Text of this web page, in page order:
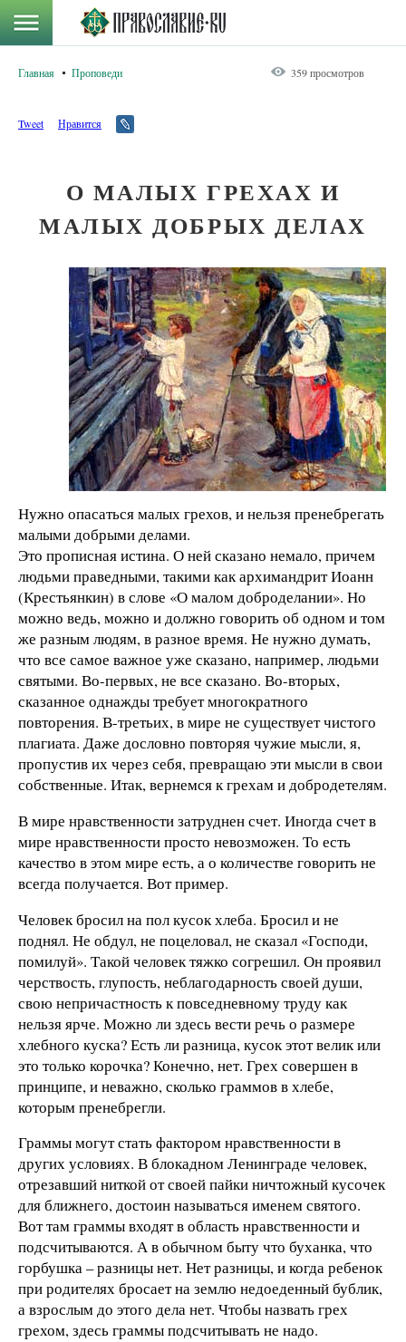
Главная Проповеди 359 просмотров
Tweet Нравится
О МАЛЫХ ГРЕХАХ И
МАЛЫХ ДОБРЫХ ДЕЛАХ
Нужно опасаться малых грехов, и нельзя пренебрегать
малыми добрыми делами.
Это прописная истина. О ней сказано немало, причем
людьми праведными, такими как архимандрит Иоанн
(Крестьянкин) в слове «О малом доброделании». Но
можно ведь, можно и должно говорить об одном и том
же разным людям, в разное время. Не нужно думать,
что все самое важное уже сказано, например, людьми
святыми. Во-первых, не все сказано. Во-вторых,
сказанное однажды требует многократного
повторения. В-третьих, в мире не существует чистого
плагиата. Даже дословно повторяя чужие мысли, я,
пропустив их через себя, превращаю эти мысли в свои
собственные. Итак, вернемся к грехам и добродетелям.
В мире нравственности затруднен счет. Иногда счет в
мире нравственности просто невозможен. То есть
качество в этом мире есть, а о количестве говорить не
всегда получается. Вот пример.
Человек бросил на пол кусок хлеба. Бросил и не
поднял. Не обдул, не поцеловал, не сказал «Господи,
помилуй». Такой человек тяжко согрешил. Он проявил
черствость, глупость, неблагодарность своей души,
свою непричастность к повседневному труду как
нельзя ярче. Можно ли здесь вести речь о размере
хлебного куска? Есть ли разница, кусок этот велик или
это только корочка? Конечно, нет. Грех совершен в
принципе, и неважно, сколько граммов в хлебе,
которым пренебрегли.
Граммы могут стать фактором нравственности в
других условиях. В блокадном Ленинграде человек,
отрезавший ниткой от своей пайки ничтожный кусочек
для ближнего, достоин называться именем святого.
Вот там граммы входят в область нравственности и
подсчитываются. А в обычном быту что буханка, что
горбушка – разницы нет. Нет разницы, и когда ребенок
при родителях бросает на землю недоеденный бублик,
а взрослым до этого дела нет. Чтобы назвать грех
грехом, здесь граммы подсчитывать не надо.